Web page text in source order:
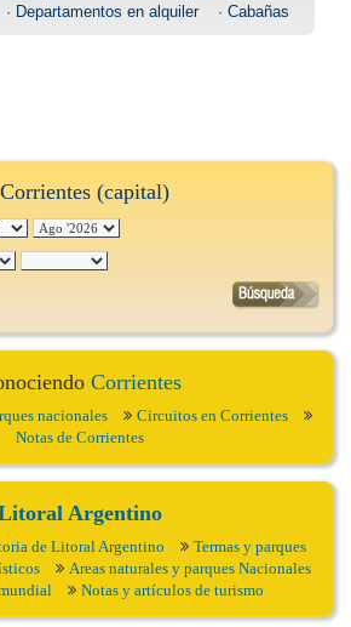
Departamentos en alquiler· Cabañas
(capital)
Corrientes
nacionales
Circuitos en Corrientes
Notas de Corrientes
Argentino
de Litoral Argentino
Termas y parques
Areas naturales y parques Nacionales
Notas y artículos de turismo